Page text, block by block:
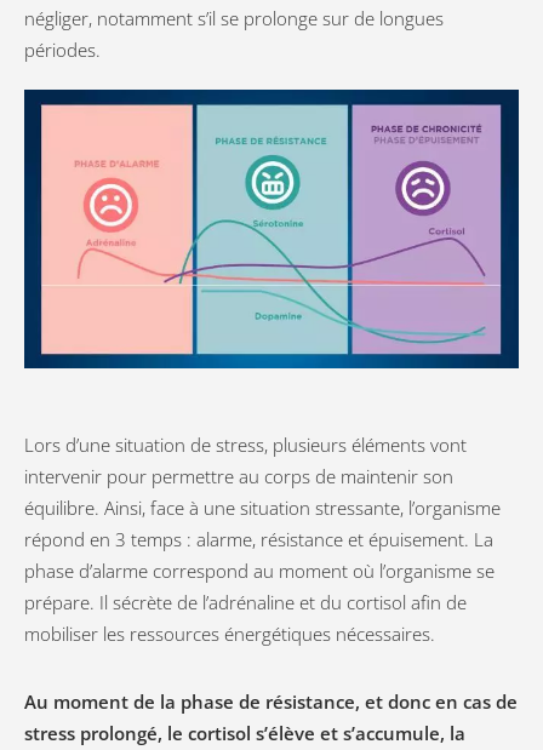
négliger, notamment s’il se prolonge sur de longues
périodes.
Lors d’une situation de stress, plusieurs éléments vont
intervenir pour permettre au corps de maintenir son
équilibre. Ainsi, face à une situation stressante, l’organisme
répond en 3 temps : alarme, résistance et épuisement. La
phase d’alarme correspond au moment où l’organisme se
prépare. Il sécrète de l’adrénaline et du cortisol afin de
mobiliser les ressources énergétiques nécessaires.
Au moment de la phase de résistance, et donc en cas de
stress prolongé, le cortisol s’élève et s’accumule, la